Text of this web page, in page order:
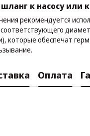
к насосу или
рекомендуется
которые обеспечат
Оплата